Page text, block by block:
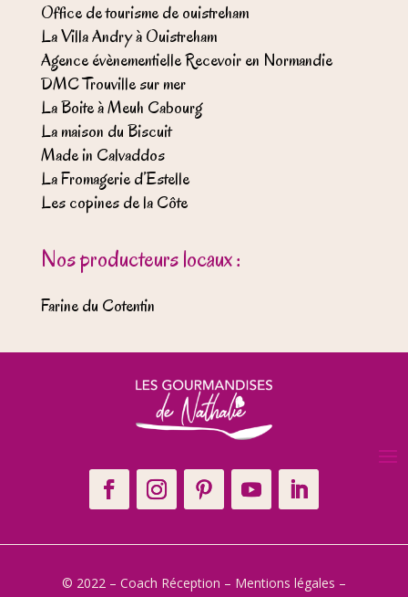
Office de tourisme de ouistreham
La Villa Andry à Ouistreham
Agence évènementielle Recevoir en Normandie
DMC Trouville sur mer
La Boite à Meuh Cabourg
La maison du Biscuit
Made in Calvaddos
La Fromagerie d’Estelle
Les copines de la Côte
Nos producteurs locaux :
Farine du Cotentin
© 2022 – Coach Réception – Mentions légales –